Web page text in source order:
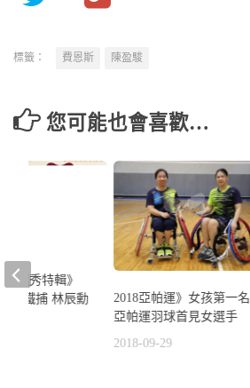
標籤： 費恩斯 陳盈駿
您可能也會喜歡…
2018亞帕運》女孩第一名
亞帕運羽球首見女選手
2018-09-29
選秀特輯》
牌鐵捕 林辰勳